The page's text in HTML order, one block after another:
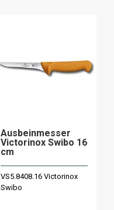
Ausbeinmesser
Victorinox Swibo 16
cm
VS5.8408.16 Victorinox
Swibo